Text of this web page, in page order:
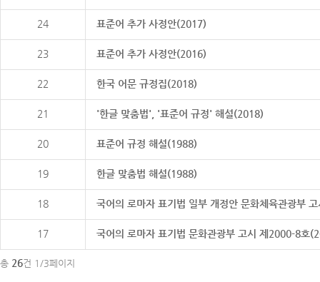
24 표준어 추가 사정안(2017)
23 표준어 추가 사정안(2016)
22 한국 어문 규정집(2018)
21 '한글 맞춤법', '표준어 규정' 해설(2018)
20 표준어 규정 해설(1988)
19 한글 맞춤법 해설(1988)
18 국어의 로마자 표기법 일부 개정안 문화체육관광부
17 국어의 로마자 표기법 문화관광부 고시 제2000-8호
총 26건 1/3페이지